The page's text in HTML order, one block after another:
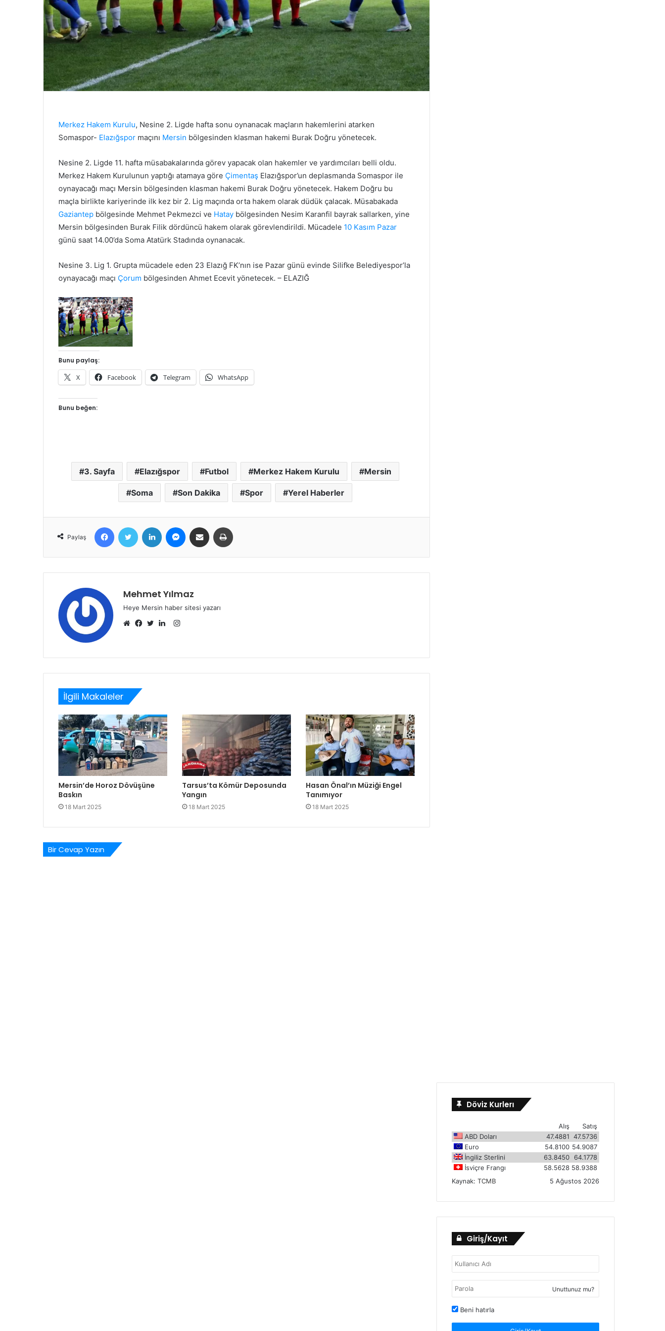
Merkez Hakem Kurulu, Nesine 2. Ligde hafta sonu oynanacak maçların hakemlerini atarken
Somaspor- Elazığspor maçını Mersin bölgesinden klasman hakemi Burak Doğru yönetecek.
Nesine 2. Ligde 11. hafta müsabakalarında görev yapacak olan hakemler ve yardımcıları belli oldu.
Merkez Hakem Kurulunun yaptığı atamaya göre Çimentaş Elazığspor’un deplasmanda Somaspor ile
oynayacağı maçı Mersin bölgesinden klasman hakemi Burak Doğru yönetecek. Hakem Doğru bu
maçla birlikte kariyerinde ilk kez bir 2. Lig maçında orta hakem olarak düdük çalacak. Müsabakada
Gaziantep bölgesinde Mehmet Pekmezci ve Hatay bölgesinden Nesim Karanfil bayrak sallarken, yine
Mersin bölgesinden Burak Filik dördüncü hakem olarak görevlendirildi. Mücadele 10 Kasım Pazar
günü saat 14.00’da Soma Atatürk Stadında oynanacak.
Nesine 3. Lig 1. Grupta mücadele eden 23 Elazığ FK’nın ise Pazar günü evinde Silifke Belediyespor’la
oynayacağı maçı Çorum bölgesinden Ahmet Ecevit yönetecek. – ELAZIĞ
Bunu paylaş:
X Facebook Telegram WhatsApp
Bunu beğen:
3. Sayfa Elazığspor Futbol Merkez Hakem Kurulu Mersin
Soma Son Dakika Spor Yerel Haberler
Paylaş
FacebookTwitter LinkedIn MessengerE-Posta ile paylaş
Mehmet Yılmaz
Heye Mersin haber sitesi yazarı
Instagram
İlgili Makaleler
Mersin’de Horoz Dövüşüne
Baskın
18 Mart 2025
Tarsus’ta Kömür Deposunda
Yangın
18 Mart 2025
Hasan Önal’ın Müziği Engel
Tanımıyor
18 Mart 2025
Bir Cevap Yazın
Döviz Kurlerı
Satış
Alış
ABD Doları
47.5736
47.4881
Euro
54.9087
54.8100
İngiliz Sterlini
64.1778
63.8450
İsviçre Frangı
58.9388
58.5628
Kaynak:TCMB 5 Ağustos 2026
Giriş/Kayıt
Unuttunuz mu?
Beni hatırla